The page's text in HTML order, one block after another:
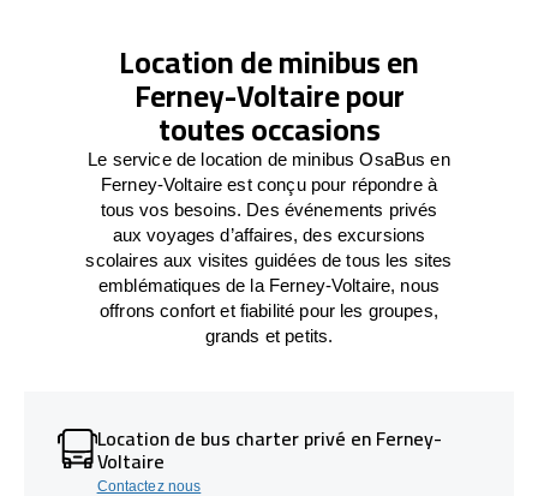
Location de minibus en
Ferney-Voltaire pour
toutes occasions
Le service de location de minibus OsaBus en
Ferney-Voltaire est conçu pour répondre à
tous vos besoins. Des événements privés
aux voyages d’affaires, des excursions
scolaires aux visites guidées de tous les sites
emblématiques de la Ferney-Voltaire, nous
offrons confort et fiabilité pour les groupes,
grands et petits.
Location de bus charter privé en Ferney-
Voltaire
Contactez nous